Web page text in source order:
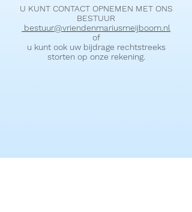
U KUNT CONTACT OPNEMEN MET ONS
BESTUUR
bestuur@vriendenmariusmeijboom.nl
of
u kunt ook uw bijdrage rechtstreeks
storten op onze rekening.